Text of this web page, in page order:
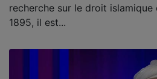
recherche sur le droit islamique
1895, il est...